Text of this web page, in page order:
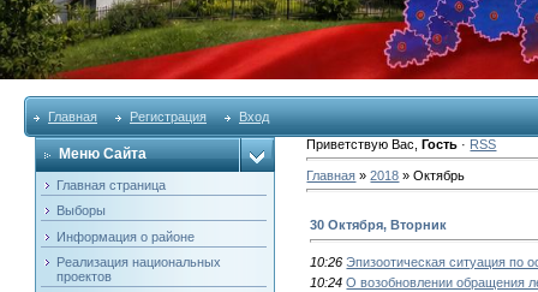
Главная Регистрация Вход
Меню Сайта
Главная страница
Выборы
Информация о районе
Реализация национальных
проектов
Приветствую Вас ,Гость · RSS
Главная »2018 » Октябрь
30 Октября, Вторник
10:26 Эпизоотическая ситуация по
10:24 О возобновлении обращения